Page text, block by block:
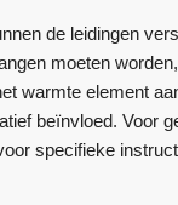
de leidingen
moeten
warmte element
beïnvloed. Voor
specifieke